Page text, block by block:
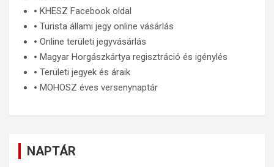
🞄 KHESZ Facebook oldal
🞄 Turista állami jegy online vásárlás
🞄 Online területi jegyvásárlás
🞄 Magyar Horgászkártya regisztráció és igénylés
🞄 Területi jegyek és áraik
🞄 MOHOSZ éves versenynaptár
NAPTÁR